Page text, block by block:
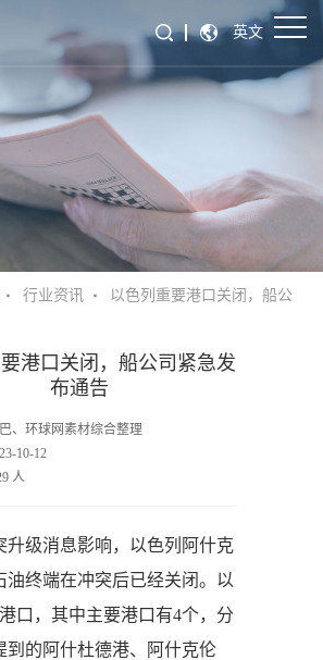
英文
行业资讯
以色列重要港口关闭，船公
港口关闭，船公司紧急发
布通告
、环球网素材综合整理
10-12
人
升级消息影响，以色列阿什克
油终端在冲突后已经关闭。以
口，其中主要港口有4个，分
到的阿什杜德港、阿什克伦